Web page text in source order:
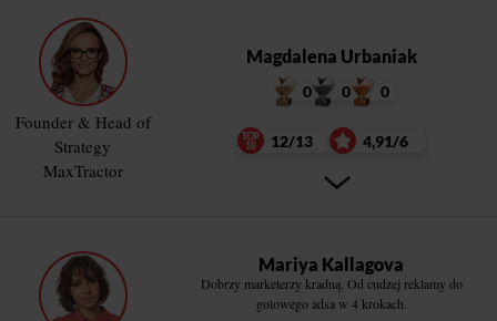
Founder & Head of
Strategy
MaxTractor
Magdalena Urbaniak
0 0 0
12/13 4,91/6
Mariya Kallagova
Dobrzy marketerzy kradną. Od cudzej reklamy do
gotowego adsa w 4 krokach.